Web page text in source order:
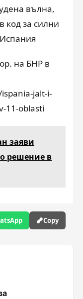
вълна,
код за силни
на БНР в
jalt-i-
11-oblasti
заяви
решение в
Copy